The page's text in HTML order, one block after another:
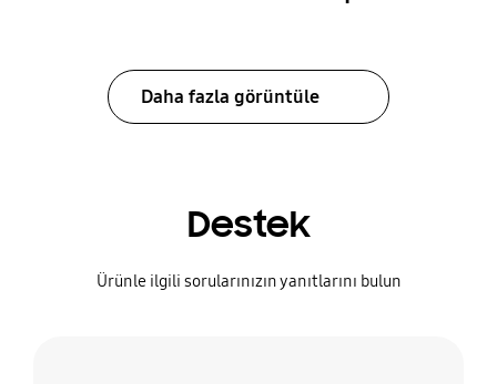
Daha fazla görüntüle
Destek
Ürünle ilgili sorularınızın yanıtlarını bulun